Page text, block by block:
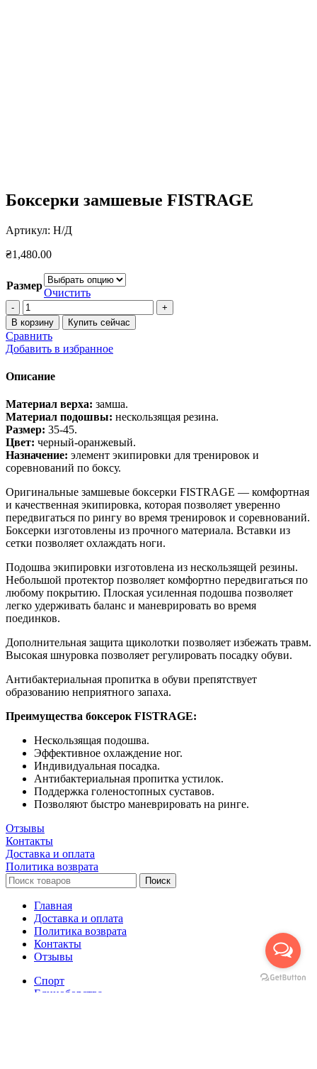
Боксерки замшевые FISTRAGE
Артикул: Н/Д
₴1,480.00
Размер
Очистить
Количество
товара
Боксерки
замшевые
FISTRAGE
В корзину Купить сейчас
Сравнить
Добавить в избранное
Описание
Материал верха: замша.
Материал подошвы: нескользящая резина.
Размер: 35-45.
Цвет: черный-оранжевый.
Назначение: элемент экипировки для тренировок и
соревнований по боксу.
Оригинальные замшевые боксерки FISTRAGE — комфортная
и качественная экипировка, которая позволяет уверенно
передвигаться по рингу во время тренировок и соревнований.
Боксерки изготовлены из прочного материала. Вставки из
сетки позволяет охлаждать ноги.
Подошва экипировки изготовлена из нескользящей резины.
Небольшой протектор позволяет комфортно передвигаться по
любому покрытию. Плоская усиленная подошва позволяет
легко удерживать баланс и маневрировать во время
поединков.
Дополнительная защита щиколотки позволяет избежать травм.
Высокая шнуровка позволяет регулировать посадку обуви.
Антибактериальная пропитка в обуви препятствует
образованию неприятного запаха.
Преимущества боксерок FISTRAGE:
Нескользящая подошва.
Эффективное охлаждение ног.
Индивидуальная посадка.
Антибактериальная пропитка устилок.
Поддержка голеностопных суставов.
Позволяют быстро маневрировать на ринге.
Отзывы
Контакты
Доставка и оплата
Политика возврата
Поиск
Главная
Доставка и оплата
Политика возврата
Контакты
Отзывы
Спорт
Единоборства